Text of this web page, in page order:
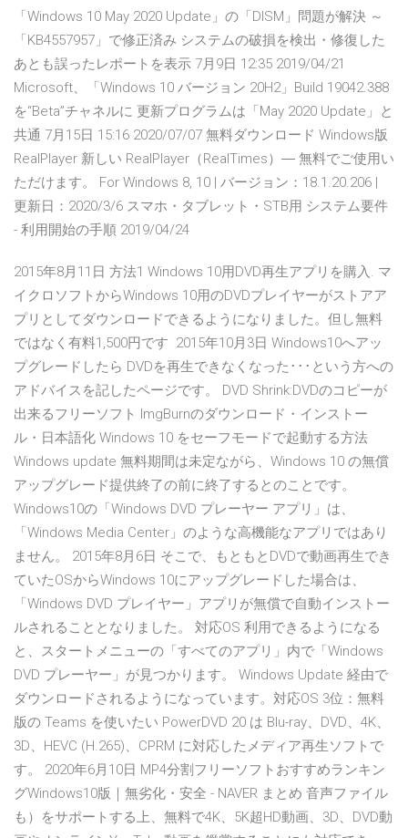
「Windows 10 May 2020 Update」の「DISM」問題が解決 ～
「KB4557957」で修正済み システムの破損を検出・修復した
あとも誤ったレポートを表示 7月9日 12:35 2019/04/21
Microsoft、「Windows 10 バージョン 20H2」Build 19042.388
を“Beta”チャネルに 更新プログラムは「May 2020 Update」と
共通 7月15日 15:16 2020/07/07 無料ダウンロード Windows版
RealPlayer 新しい RealPlayer（RealTimes）― 無料でご使用い
ただけます。 For Windows 8, 10 | バージョン：18.1.20.206 |
更新日：2020/3/6 スマホ・タブレット・STB用 システム要件
- 利用開始の手順 2019/04/24
2015年8月11日 方法1 Windows 10用DVD再生アプリを購入. マ
イクロソフトからWindows 10用のDVDプレイヤーがストアア
プリとしてダウンロードできるようになりました。但し無料
ではなく有料1,500円です 2015年10月3日 Windows10へアッ
プグレードしたら DVDを再生できなくなった･･･という方への
アドバイスを記したページです。 DVD Shrink:DVDのコピーが
出来るフリーソフト ImgBurnのダウンロード・インストー
ル・日本語化 Windows 10 をセーフモードで起動する方法
Windows update 無料期間は未定ながら、Windows 10 の無償
アップグレード提供終了の前に終了するとのことです。
Windows10の「Windows DVD プレーヤー アプリ」は、
「Windows Media Center」のような高機能なアプリではあり
ません。 2015年8月6日 そこで、もともとDVDで動画再生でき
ていたOSからWindows 10にアップグレードした場合は、
「Windows DVD プレイヤー」アプリが無償で自動インストー
ルされることとなりました。 対応OS 利用できるようになる
と、スタートメニューの「すべてのアプリ」内で「Windows
DVD プレーヤー」が見つかります。 Windows Update 経由で
ダウンロードされるようになっています。対応OS 3位：無料
版の Teams を使いたい PowerDVD 20 は Blu-ray、DVD、4K、
3D、HEVC (H.265)、CPRM に対応したメディア再生ソフトで
す。 2020年6月10日 MP4分割フリーソフトおすすめランキン
グWindows10版｜無劣化・安全 - NAVER まとめ 音声ファイル
も）をサポートする上、無料で4K、5K超HD動画、3D、DVD動